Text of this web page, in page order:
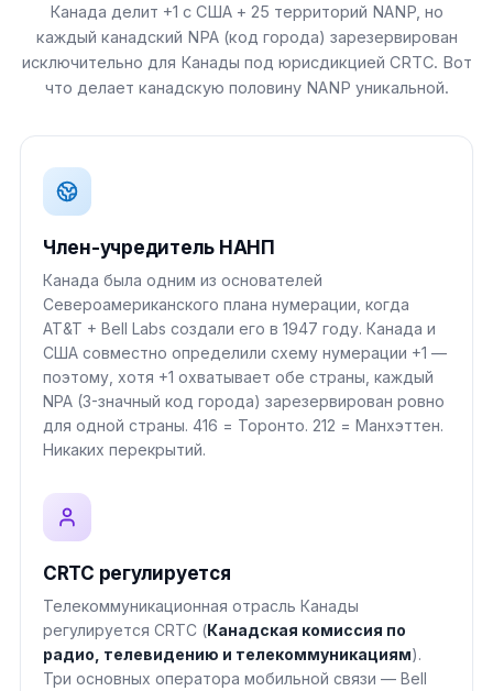
Канада делит +1 с США + 25 территорий NANP, но
каждый канадский NPA (код города) зарезервирован
исключительно для Канады под юрисдикцией CRTC. Вот
что делает канадскую половину NANP уникальной.
Член-учредитель НАНП
Канада была одним из основателей
Североамериканского плана нумерации, когда
AT&T + Bell Labs создали его в 1947 году. Канада и
США совместно определили схему нумерации +1 —
поэтому, хотя +1 охватывает обе страны, каждый
NPA (3-значный код города) зарезервирован ровно
для одной страны. 416 = Торонто. 212 = Манхэттен.
Никаких перекрытий.
CRTC регулируется
Телекоммуникационная отрасль Канады
регулируется CRTC (Канадская комиссия по
радио, телевидению и телекоммуникациям).
Три основных оператора мобильной связи — Bell